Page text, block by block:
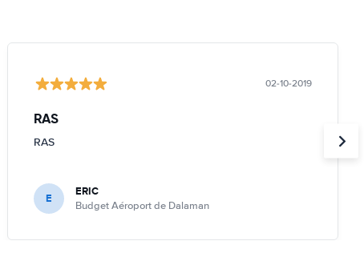
02-10-2019
RAS
RAS
E ERIC
Budget Aéroport de Dalaman